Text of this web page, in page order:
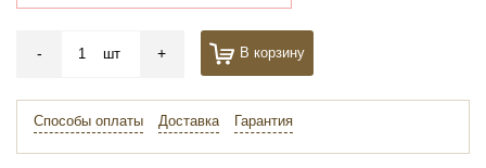
- шт + В корзину
Способы оплаты Доставка Гарантия